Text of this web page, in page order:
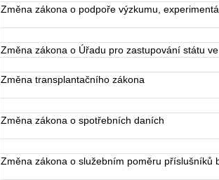
Změna zákona o podpoře výzkumu,
Změna zákona o Úřadu pro zastupování státu
Změna transplantačního zákona
Změna zákona o spotřebních daních
Změna zákona o služebním poměru příslušníků